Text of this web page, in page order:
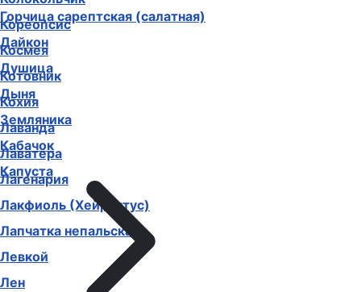
Кореопсис
Космея
Котовник
Кохия
Лаванда
Лаватера
Лагенария
Лакфиоль (Хейрантус)
Лапчатка непальская
Левкой
Лен
Горчица сарептская (салатная)
Дайкон
Душица
Дыня
Земляника
Кабачок
Капуста